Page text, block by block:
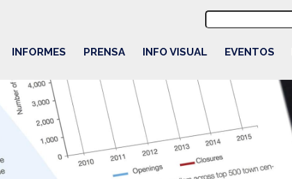
Buscar:
INFORMES PRENSA INFO VISUAL EVENTOS